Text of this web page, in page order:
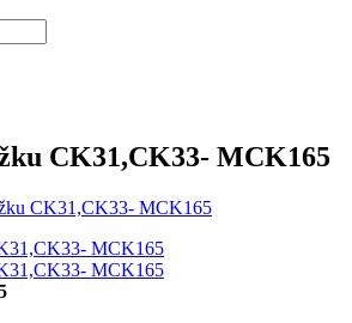
CK31,CK33- MCK165